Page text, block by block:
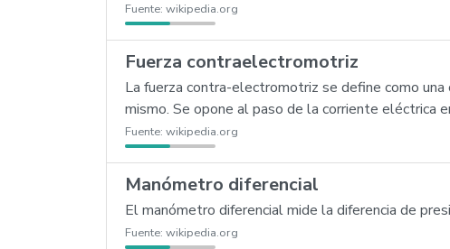
Fuente: wikipedia.org
Fuerza contraelectromotriz
La fuerza contra-electromotriz se define como
mismo. Se opone al paso de la corriente eléctrica
Fuente: wikipedia.org
Manómetro diferencial
El manómetro diferencial mide la diferencia de
Fuente: wikipedia.org